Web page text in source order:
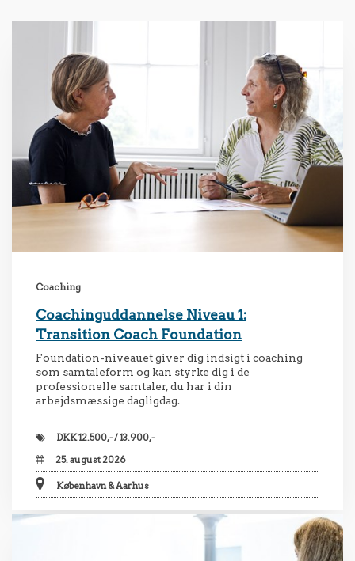
Coaching
Coachinguddannelse Niveau 1:
Transition Coach Foundation
Foundation-niveauet giver dig indsigt i coaching
som samtaleform og kan styrke dig i de
professionelle samtaler, du har i din
arbejdsmæssige dagligdag.
DKK12.500,- / 13.900,-
25. august 2026
København & Aarhus